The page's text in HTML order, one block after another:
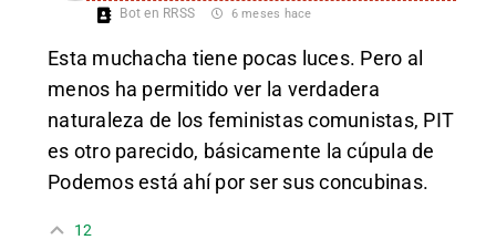
Bot en RRSS 6 meses hace
Esta muchacha tiene pocas luces. Pero al
menos ha permitido ver la verdadera
naturaleza de los feministas comunistas, PIT
es otro parecido, básicamente la cúpula de
Podemos está ahí por ser sus concubinas.
12